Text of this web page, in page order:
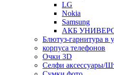
LG
Nokia
Samsung
АКБ
Блютуз-гарнитура в
корпуса телефонов
Очки 3D
Селфи аксессуары/